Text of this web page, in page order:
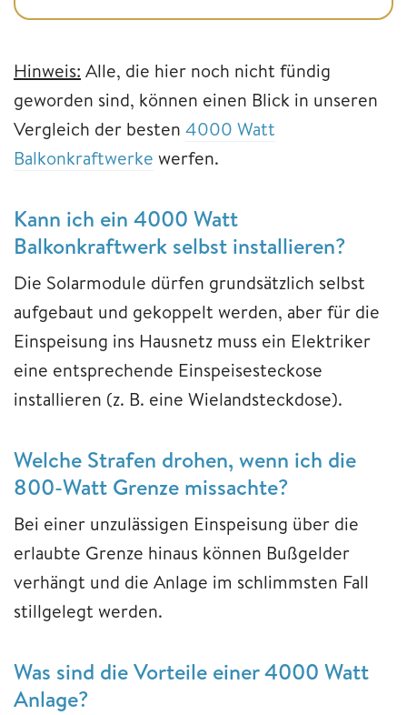
Hinweis: Alle, die hier noch nicht fündig
geworden sind, können einen Blick in unseren
Vergleich der besten 4000 Watt
Balkonkraftwerke werfen.
Kann ich ein 4000 Watt
Balkonkraftwerk selbst installieren?
Die Solarmodule dürfen grundsätzlich selbst
aufgebaut und gekoppelt werden, aber für die
Einspeisung ins Hausnetz muss ein Elektriker
eine entsprechende Einspeisesteckose
installieren (z. B. eine Wielandsteckdose).
Welche Strafen drohen, wenn ich die
800-Watt Grenze missachte?
Bei einer unzulässigen Einspeisung über die
erlaubte Grenze hinaus können Bußgelder
verhängt und die Anlage im schlimmsten Fall
stillgelegt werden.
Was sind die Vorteile einer 4000 Watt
Anlage?